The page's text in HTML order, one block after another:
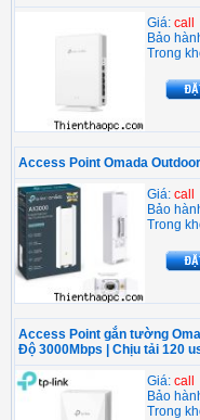
Giá: call
Bảo
Trong
Access Point Omada
Giá: call
Bảo
Trong
Access Point gắn tường
Độ 3000Mbps | Chịu tải 120
Giá: call
Bảo
Trong